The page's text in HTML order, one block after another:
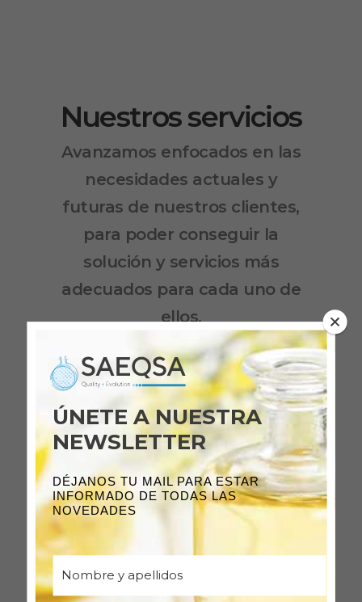
Nuestros servicios
Avanzamos enfocados en las
necesidades actuales y
futuras de nuestros clientes,
para poder conseguir la
solución y servicios más
adecuados para cada uno de
ellos.
ÚNETE A NUESTRA
NEWSLETTER
DÉJANOS TU MAIL PARA ESTAR
INFORMADO DE TODAS LAS
NOVEDADES